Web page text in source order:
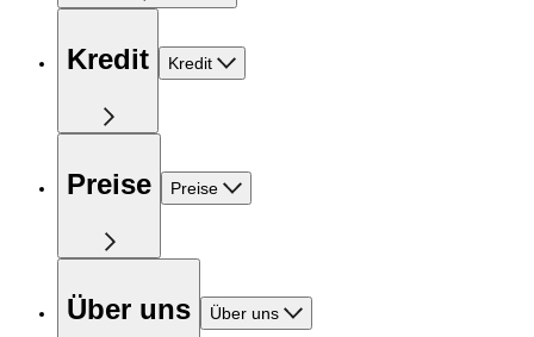
Kredit Kredit
Preise Preise
Über uns Über uns